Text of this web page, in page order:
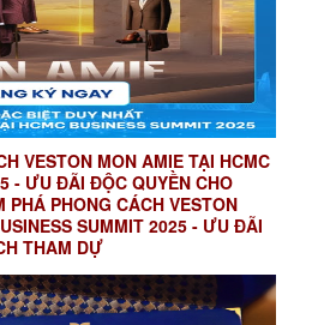
VESTON MON AMIE TẠI HCMC
- ƯU ĐÃI ĐỘC QUYỀN CHO
PHONG CÁCH VESTON
SUMMIT 2025 - ƯU ĐÃI
THAM DỰ